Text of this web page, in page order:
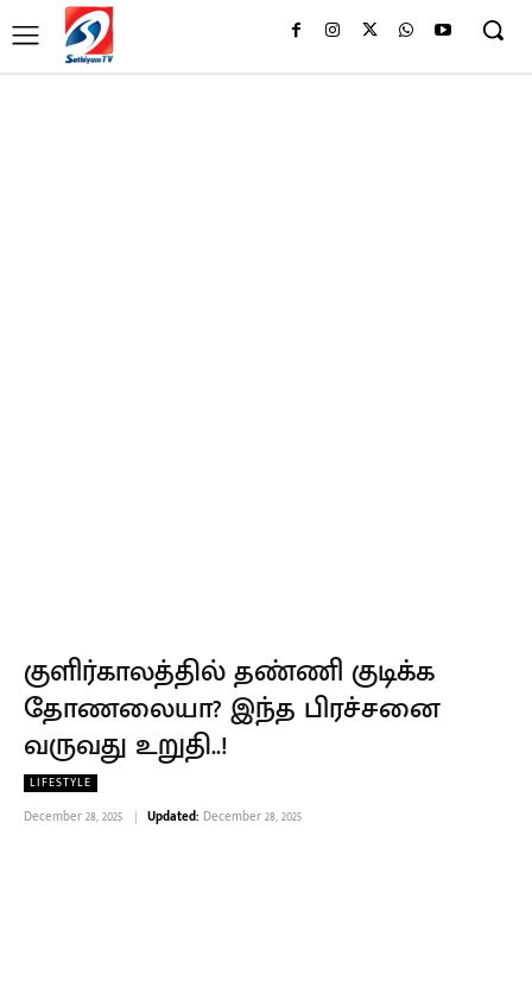
குளிர்காலத்தில் தண்ணி குடிக்க
தோணலையா? இந்த பிரச்சனை
வருவது உறுதி..!
LIFESTYLE
December 28, 2025 Updated: December 28, 2025